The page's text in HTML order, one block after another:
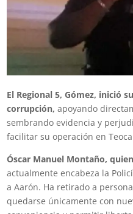
El Regional 5, Gómez, inició
corrupción, apoyando
sembrando evidencia y
facilitar su operación en
Óscar Manuel Montaño,
actualmente encabeza la
a Aarón. Ha retirado a
quedarse únicamente con